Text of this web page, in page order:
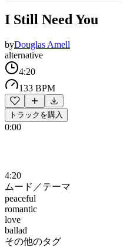
I Still Need You
byDouglas Amell
alternative
4:20
133 BPM
トラックを購入
0:00
4:20
ムード／テーマ
peaceful
romantic
love
ballad
その他のタグ